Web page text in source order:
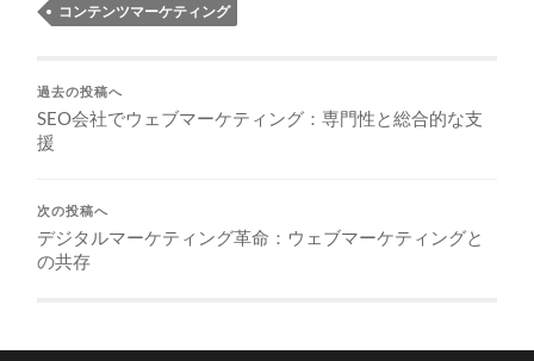
コンテンツマーケティング
過去の投稿へ
SEO会社でウェブマーケティング：専門性と総合的な支
援
次の投稿へ
デジタルマーケティング革命：ウェブマーケティングと
の共存